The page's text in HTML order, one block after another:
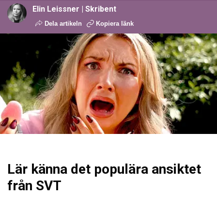
Elin Leissner | Skribent
Dela artikeln Kopiera länk
Lär känna det populära ansiktet
från SVT